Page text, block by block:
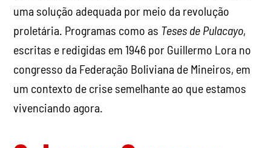
uma solução adequada por meio da revolução
proletária. Programas como as Teses de Pulacayo,
escritas e redigidas em 1946 por Guillermo Lora no
congresso da Federação Boliviana de Mineiros, em
um contexto de crise semelhante ao que estamos
vivenciando agora.